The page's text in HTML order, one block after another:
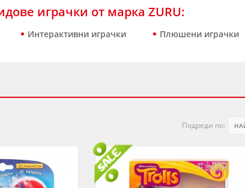
играчки от марка ZURU:
Интерактивни играчки Плюшени играчки
Подреди по: